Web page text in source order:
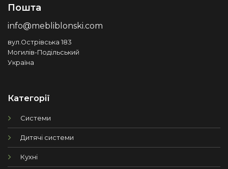
Пошта
info@mebliblonski.com
вул.Острівська 183
Могилів-Подільський
Україна
Категорії
Системи
Дитячі системи
Кухні